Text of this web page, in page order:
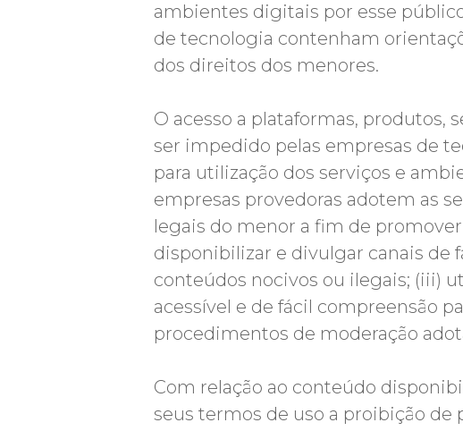
ambientes digitais por esse
de tecnologia contenham
dos direitos dos menores.
O acesso a plataformas, produtos,
ser impedido pelas empresas de
para utilização dos serviços e
empresas provedoras adotem as
legais do menor a fim de
disponibilizar e divulgar canais de
conteúdos nocivos ou ilegais; (iii)
acessível e de fácil compreensão
procedimentos de moderação
Com relação ao conteúdo
seus termos de uso a proibição